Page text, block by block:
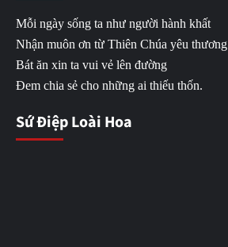
Mỗi ngày sống ta như người hành khất
Nhận muôn ơn từ Thiên Chúa yêu thương
Bát ăn xin ta vui vẻ lên đường
Đem chia sẻ cho những ai thiếu thốn.
Sứ Điệp Loài Hoa